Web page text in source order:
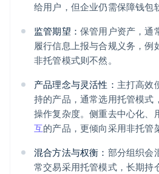
给用户，但企业仍需保障钱包
监管期望： 保管用户资产，通
履行信息上报与合规义务，例
非托管模式则不然。
产品理念与灵活性： 主打高效
持的产品，通常选用托管模式
操作复杂度。侧重去中心化、
互的产品，更倾向采用非托管
混合方法与权衡： 部分组织会
常交易采用托管模式，长期持